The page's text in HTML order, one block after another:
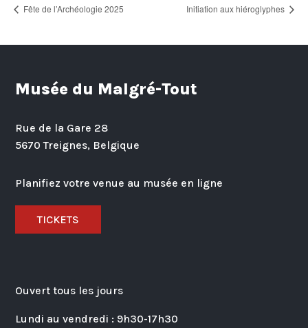
Fête de l’Archéologie 2025 Initiation aux hiéroglyphes
Musée du Malgré-Tout
Rue de la Gare 28
5670 Treignes, Belgique
Planifiez votre venue au musée en ligne
TICKETS
Ouvert tous les jours
Lundi au vendredi : 9h30-17h30